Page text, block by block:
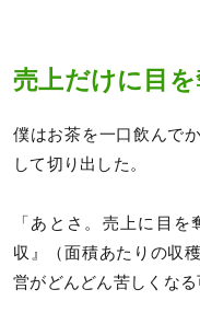
売上だけに目
僕はお茶を一口飲んで
して切り出した。
「あとさ。売上に目
収』（面積あたりの収
営がどんどん苦しくなる